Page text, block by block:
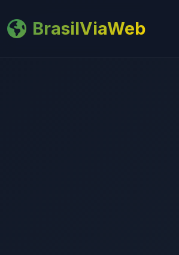
BrasilViaWeb